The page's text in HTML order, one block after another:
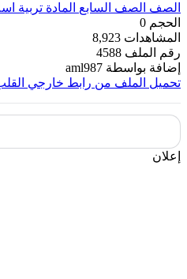
الصف الصف السابع المادة تربية
الحجم 0
المشاهدات 8,923
رقم الملف 4588
إضافة بواسطة aml987
تحميل الملف من رابط خارجي
إعلان